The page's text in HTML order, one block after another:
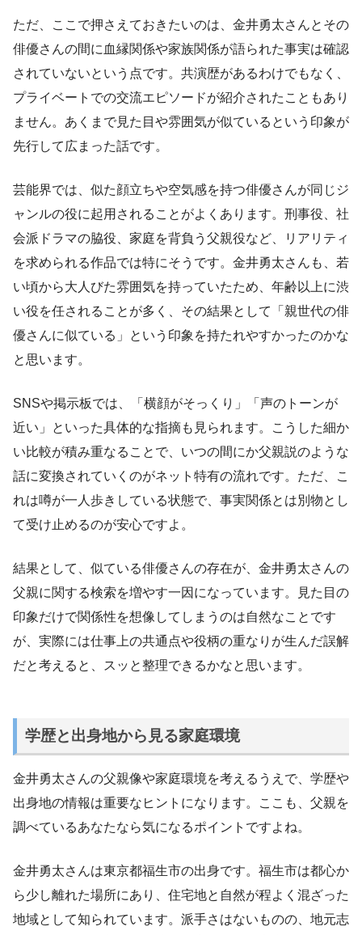
ただ、ここで押さえておきたいのは、金井勇太さんとその
俳優さんの間に血縁関係や家族関係が語られた事実は確認
されていないという点です。共演歴があるわけでもなく、
プライベートでの交流エピソードが紹介されたこともあり
ません。あくまで見た目や雰囲気が似ているという印象が
先行して広まった話です。
芸能界では、似た顔立ちや空気感を持つ俳優さんが同じジ
ャンルの役に起用されることがよくあります。刑事役、社
会派ドラマの脇役、家庭を背負う父親役など、リアリティ
を求められる作品では特にそうです。金井勇太さんも、若
い頃から大人びた雰囲気を持っていたため、年齢以上に渋
い役を任されることが多く、その結果として「親世代の俳
優さんに似ている」という印象を持たれやすかったのかな
と思います。
SNSや掲示板では、「横顔がそっくり」「声のトーンが
近い」といった具体的な指摘も見られます。こうした細か
い比較が積み重なることで、いつの間にか父親説のような
話に変換されていくのがネット特有の流れです。ただ、こ
れは噂が一人歩きしている状態で、事実関係とは別物とし
て受け止めるのが安心ですよ。
結果として、似ている俳優さんの存在が、金井勇太さんの
父親に関する検索を増やす一因になっています。見た目の
印象だけで関係性を想像してしまうのは自然なことです
が、実際には仕事上の共通点や役柄の重なりが生んだ誤解
だと考えると、スッと整理できるかなと思います。
学歴と出身地から見る家庭環境
金井勇太さんの父親像や家庭環境を考えるうえで、学歴や
出身地の情報は重要なヒントになります。ここも、父親を
調べているあなたなら気になるポイントですよね。
金井勇太さんは東京都福生市の出身です。福生市は都心か
ら少し離れた場所にあり、住宅地と自然が程よく混ざった
地域として知られています。派手さはないものの、地元志